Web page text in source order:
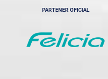
PARTENER OFICIAL